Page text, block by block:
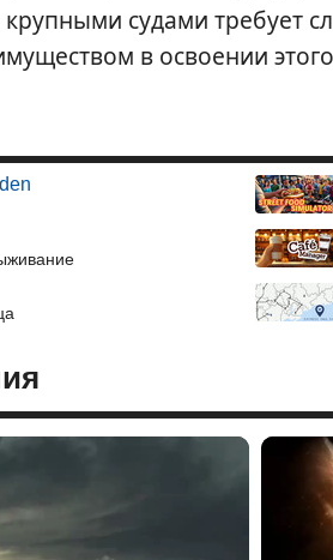
крупными судами требует
в освоении